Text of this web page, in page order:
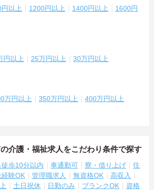
以上 1200円以上 1400円以上
1600円
円以上 25万円以上 30万円以上
万円以上 350万円以上 400万円以上
介護・福祉求人をこだわり条件で探す
歩10分以内 車通勤可 寮・借り上げ
住
経験OK 管理職求人 無資格OK
高収入
土日祝休 日勤のみ ブランクOK
資格